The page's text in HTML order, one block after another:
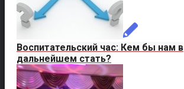
Воспитательский час: Кем бы нам в
дальнейшем стать?